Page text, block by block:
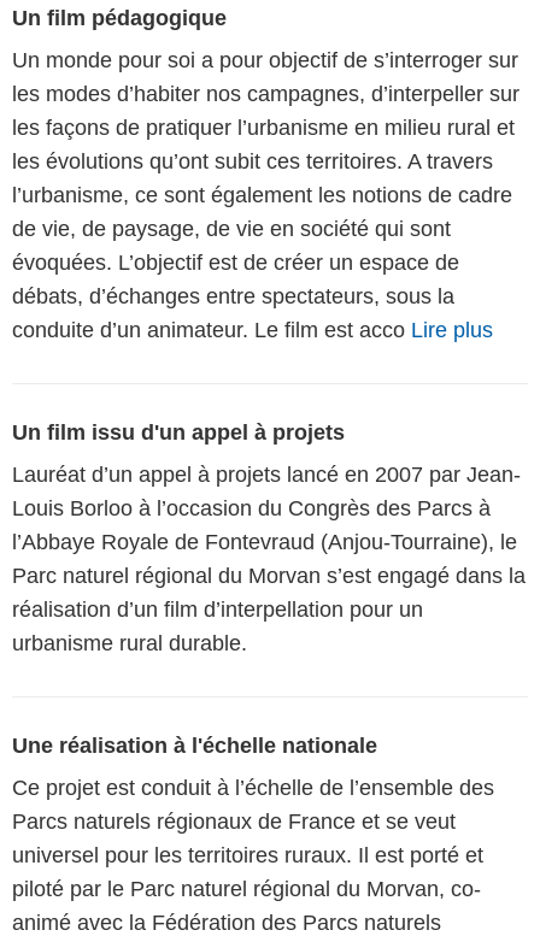
Un film pédagogique
Un monde pour soi a pour objectif de s’interroger sur
les modes d’habiter nos campagnes, d’interpeller sur
les façons de pratiquer l’urbanisme en milieu rural et
les évolutions qu’ont subit ces territoires. A travers
l’urbanisme, ce sont également les notions de cadre
de vie, de paysage, de vie en société qui sont
évoquées. L’objectif est de créer un espace de
débats, d’échanges entre spectateurs, sous la
conduite d’un animateur. Le film est acco Lire plus
Un film issu d'un appel à projets
Lauréat d’un appel à projets lancé en 2007 par Jean-
Louis Borloo à l’occasion du Congrès des Parcs à
l’Abbaye Royale de Fontevraud (Anjou-Tourraine), le
Parc naturel régional du Morvan s’est engagé dans la
réalisation d’un film d’interpellation pour un
urbanisme rural durable.
Une réalisation à l'échelle nationale
Ce projet est conduit à l’échelle de l’ensemble des
Parcs naturels régionaux de France et se veut
universel pour les territoires ruraux. Il est porté et
piloté par le Parc naturel régional du Morvan, co-
animé avec la Fédération des Parcs naturels